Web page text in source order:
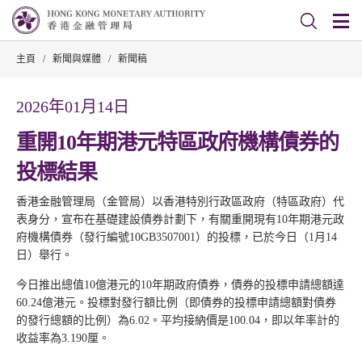
主頁 / 新聞與媒體 / 新聞稿
2026年01月14日
重開10年期港元特區政府機構債券的
投標結果
香港金融管理局（金管局）以香港特別行政區政府（特區政府）代
表身分，宣布在基礎建設債券計劃下，有關重開現有10年期港元政
府機構債券（發行編號10GB3507001）的投標，已於今日（1月14
日）舉行。
今日推出總值10億港元的10年期政府債券，債券的投標申請總額達
60.24億港元。投標對發行額比例（即債券的投標申請總額對債券
的發行總額的比例）為6.02。平均接納價是100.04，即以年率計的
收益率為3.190厘。